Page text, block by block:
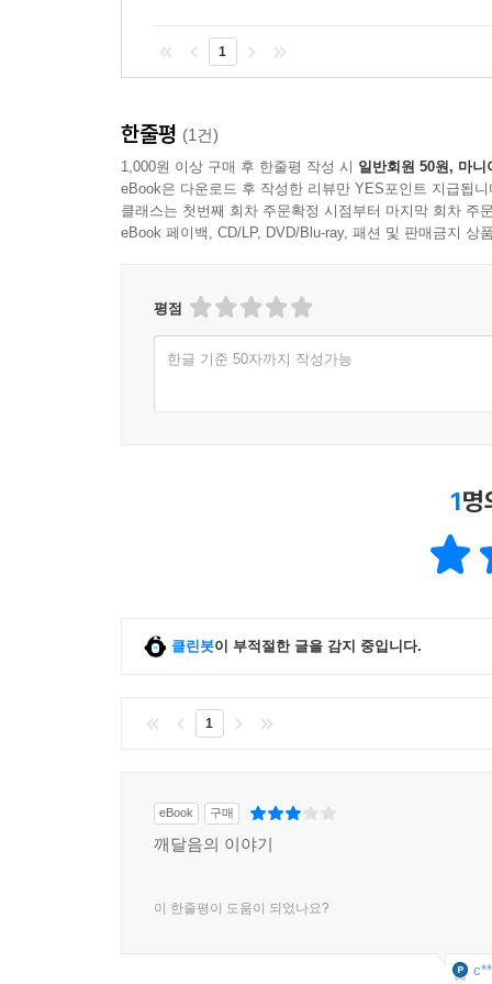
just being alive at this moment. You should not
that person sits is a temple. That is Buddhism.”
His words shocked me to the core. I had
futility. It was as if I’d been trying to pluck an
1
한줄평 (1건)
1,000원 이상 구매 후 한줄평 작성 시 일반회원 50원, 마니
eBook은 다운로드 후 작성한 리뷰만 YES포인트 지급됩니
클래스는 첫번째 회차 주문확정 시점부터 마지막 회차 주
eBook 페이백, CD/LP, DVD/Blu-ray, 패션 및 판매금지 상
평점
한글 기준 50자까지 작성가능
1명
클린봇이 부적절한 글을 감지 중입니다.
1
eBook 구매
깨달음의 이야기
이 한줄평이 도움이 되었나요?